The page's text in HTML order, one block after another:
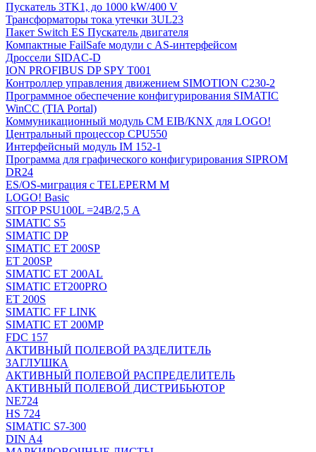
Пускатель 3TK1, до 1000 kW/400 V
Трансформаторы тока утечки 3UL23
Пакет Switch ES Пускатель двигателя
Компактные FailSafe модули с AS-интерфейсом
Дроссели SIDAC-D
ION PROFIBUS DP SPY T001
Контроллер управления движением SIMOTION C230-2
Программное обеспечение конфигурирования SIMATIC
WinCC (TIA Portal)
Коммуникационный модуль CM EIB/KNX для LOGO!
Центральный процессор CPU550
Интерфейсный модуль IM 152-1
Программа для графического конфигурирования SIPROM
DR24
ES/OS-миграция с TELEPERM M
LOGO! Basic
SITOP PSU100L =24В/2,5 A
SIMATIC S5
SIMATIC DP
SIMATIC ET 200SP
ET 200SP
SIMATIC ET 200AL
SIMATIC ET200PRO
ET 200S
SIMATIC FF LINK
SIMATIC ET 200MP
FDC 157
АКТИВНЫЙ ПОЛЕВОЙ РАЗДЕЛИТЕЛЬ
ЗАГЛУШКА
АКТИВНЫЙ ПОЛЕВОЙ РАСПРЕДЕЛИТЕЛЬ
АКТИВНЫЙ ПОЛЕВОЙ ДИСТРИБЬЮТОР
NE724
HS 724
SIMATIC S7-300
DIN A4